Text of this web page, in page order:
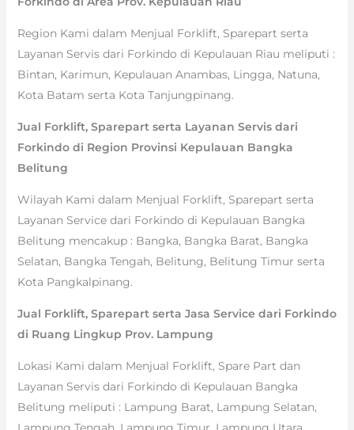
Region Kami dalam Menjual Forklift, Sparepart serta
Layanan Servis dari Forkindo di Kepulauan Riau meliputi :
Bintan, Karimun, Kepulauan Anambas, Lingga, Natuna,
Kota Batam serta Kota Tanjungpinang.
Jual Forklift, Sparepart serta Layanan Servis dari
Forkindo di Region Provinsi Kepulauan Bangka
Belitung
Wilayah Kami dalam Menjual Forklift, Sparepart serta
Layanan Service dari Forkindo di Kepulauan Bangka
Belitung mencakup : Bangka, Bangka Barat, Bangka
Selatan, Bangka Tengah, Belitung, Belitung Timur serta
Kota Pangkalpinang.
Jual Forklift, Sparepart serta Jasa Service dari Forkindo
di Ruang Lingkup Prov. Lampung
Lokasi Kami dalam Menjual Forklift, Spare Part dan
Layanan Servis dari Forkindo di Kepulauan Bangka
Belitung meliputi : Lampung Barat, Lampung Selatan,